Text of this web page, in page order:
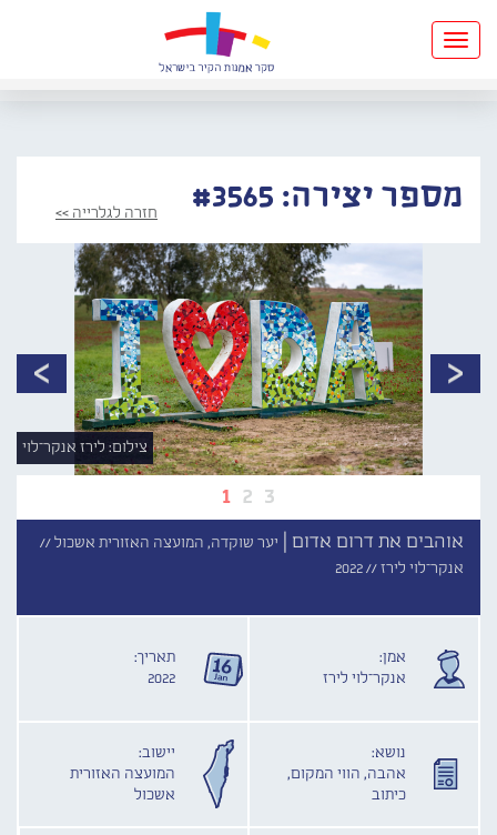
Toggle
navigation
מספר יצירה: #3565 חזרה לגלרייה >>
1 2 3
צילום: לירז אנקר־לוי
אוהבים את דרום אדום |
יער שוקדה, המועצה האזורית אשכול //
אנקר־לוי לירז //2022
אמן:
אנקר־לוי לירז
תאריך:
2022
נושא:
אהבה, הווי המקום,
כיתוב
יישוב:
המועצה האזורית
אשכול